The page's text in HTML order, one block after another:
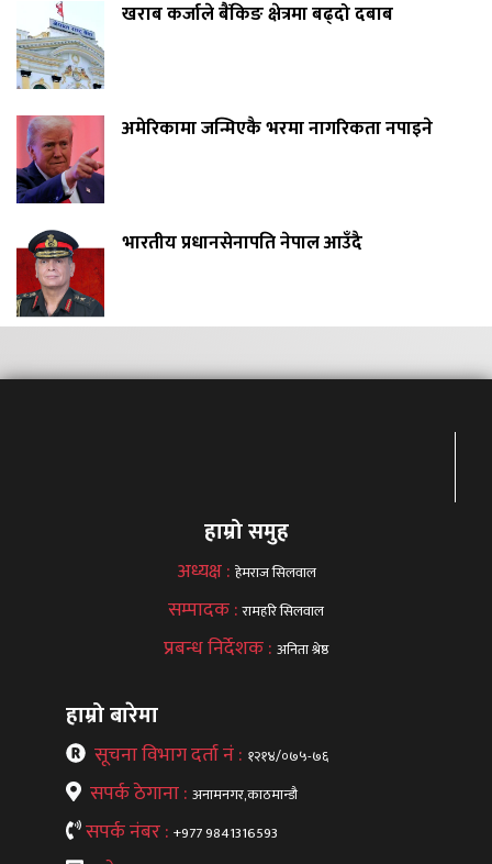
खराब कर्जाले बैंकिङ क्षेत्रमा बढ्दो दबाब
अमेरिकामा जन्मिएकै भरमा नागरिकता नपाइने
भारतीय प्रधानसेनापति नेपाल आउँदै
हाम्रो समुह
अध्यक्ष : हेमराज सिलवाल
सम्पादक :रामहरि सिलवाल
प्रबन्ध निर्देशक : अनिता श्रेष्ठ
हाम्रो बारेमा
सूचना विभाग दर्ता नं : १२१४/०७५-७६
सपर्क ठेगाना : अनामनगर,काठमान्डौ
सपर्क नंबर : +977 9841316593